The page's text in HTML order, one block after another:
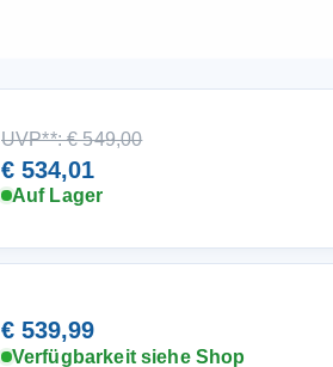
UVP**: € 549,00
€ 534,01
Auf Lager
€ 539,99
Verfügbarkeit siehe Shop